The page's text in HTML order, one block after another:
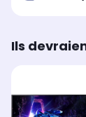
Ils